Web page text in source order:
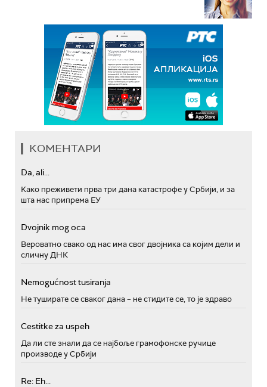
КОМЕНТАРИ
Da, ali...
Како преживети прва три дана катастрофе у Србији, и за
шта нас припрема ЕУ
Dvojnik mog oca
Вероватно свако од нас има свог двојника са којим дели и
сличну ДНК
Nemogućnost tusiranja
Не туширате се сваког дана – не стидите се, то је здраво
Cestitke za uspeh
Да ли сте знали да се најбоље грамофонске ручице
производе у Србији
Re: Eh...